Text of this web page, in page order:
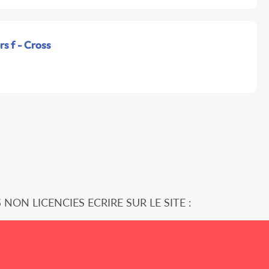
f - Cross
LICENCIES ECRIRE SUR LE SITE :